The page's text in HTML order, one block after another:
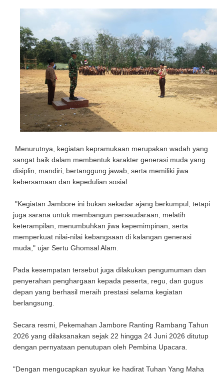
Menurutnya, kegiatan kepramukaan merupakan wadah yang
sangat baik dalam membentuk karakter generasi muda yang
disiplin, mandiri, bertanggung jawab, serta memiliki jiwa
kebersamaan dan kepedulian sosial.
"Kegiatan Jambore ini bukan sekadar ajang berkumpul, tetapi
juga sarana untuk membangun persaudaraan, melatih
keterampilan, menumbuhkan jiwa kepemimpinan, serta
memperkuat nilai-nilai kebangsaan di kalangan generasi
muda," ujar Sertu Ghomsal Alam.
Pada kesempatan tersebut juga dilakukan pengumuman dan
penyerahan penghargaan kepada peserta, regu, dan gugus
depan yang berhasil meraih prestasi selama kegiatan
berlangsung.
Secara resmi, Pekemahan Jambore Ranting Rambang Tahun
2026 yang dilaksanakan sejak 22 hingga 24 Juni 2026 ditutup
dengan pernyataan penutupan oleh Pembina Upacara.
"Dengan mengucapkan syukur ke hadirat Tuhan Yang Maha